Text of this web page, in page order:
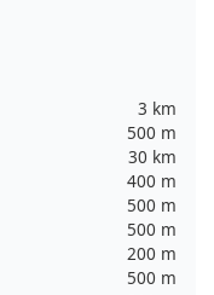
3 km
500 m
30 km
400 m
500 m
500 m
200 m
500 m